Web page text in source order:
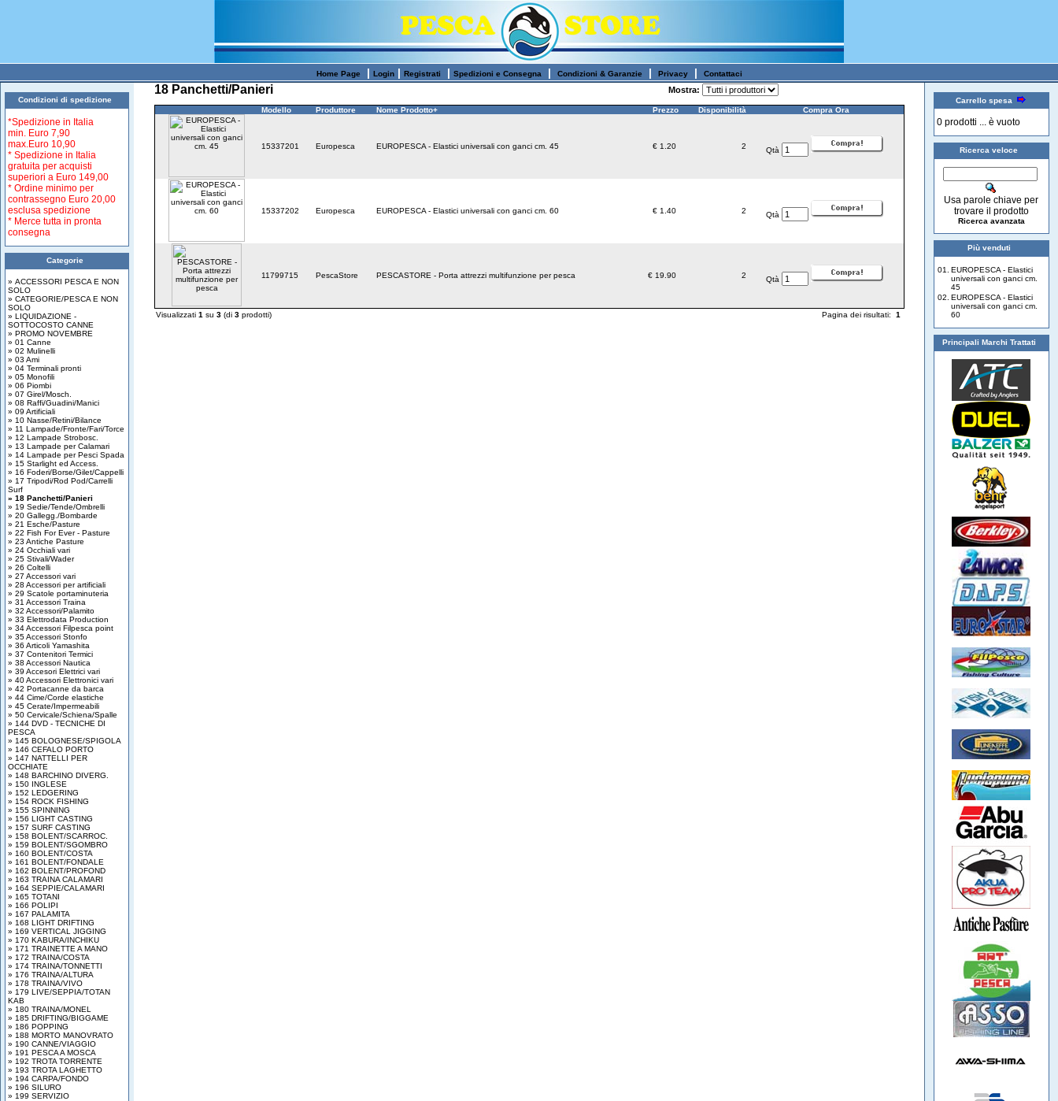
Home Page| Login| Registrati | Spedizioni e Consegna | Condizioni & Garanzie| Privacy| Contattaci
Condizioni di spedizione
*Spedizione in Italia
min. Euro 7,90
max.Euro 10,90
* Spedizione in Italia
gratuita per acquisti
superiori a Euro 149,00
* Ordine minimo per
contrassegno Euro 20,00
esclusa spedizione
* Merce tutta in pronta
consegna
Categorie
» ACCESSORI PESCA E NON
SOLO
» CATEGORIE/PESCA E NON
SOLO
» LIQUIDAZIONE -
SOTTOCOSTO CANNE
» PROMO NOVEMBRE
» 01 Canne
» 02 Mulinelli
» 03 Ami
» 04 Terminali pronti
» 05 Monofili
» 06 Piombi
» 07 Girel/Mosch.
» 08 Raffi/Guadini/Manici
» 09 Artificiali
» 10 Nasse/Retini/Bilance
» 11 Lampade/Fronte/Fari/Torce
» 12 Lampade Strobosc.
» 13 Lampade per Calamari
» 14 Lampade per Pesci Spada
» 15 Starlight ed Access.
» 16 Foderi/Borse/Gilet/Cappelli
» 17 Tripodi/Rod Pod/Carrelli
Surf
» 18 Panchetti/Panieri
» 19 Sedie/Tende/Ombrelli
» 20 Gallegg./Bombarde
» 21 Esche/Pasture
» 22 Fish For Ever - Pasture
» 23 Antiche Pasture
» 24 Occhiali vari
» 25 Stivali/Wader
» 26 Coltelli
» 27 Accessori vari
» 28 Accessori per artificiali
» 29 Scatole portaminuteria
» 31 Accessori Traina
» 32 Accessori/Palamito
» 33 Elettrodata Production
» 34 Accessori Filpesca point
» 35 Accessori Stonfo
» 36 Articoli Yamashita
» 37 Contenitori Termici
» 38 Accessori Nautica
» 39 Accesori Elettrici vari
» 40 Accessori Elettronici vari
» 42 Portacanne da barca
» 44 Cime/Corde elastiche
» 45 Cerate/Impermeabili
» 50 Cervicale/Schiena/Spalle
» 144 DVD - TECNICHE DI
PESCA
» 145 BOLOGNESE/SPIGOLA
» 146 CEFALO PORTO
» 147 NATTELLI PER
OCCHIATE
» 148 BARCHINO DIVERG.
» 150 INGLESE
» 152 LEDGERING
» 154 ROCK FISHING
» 155 SPINNING
» 156 LIGHT CASTING
» 157 SURF CASTING
» 158 BOLENT/SCARROC.
» 159 BOLENT/SGOMBRO
» 160 BOLENT/COSTA
» 161 BOLENT/FONDALE
» 162 BOLENT/PROFOND
» 163 TRAINA CALAMARI
» 164 SEPPIE/CALAMARI
» 165 TOTANI
» 166 POLIPI
» 167 PALAMITA
» 168 LIGHT DRIFTING
» 169 VERTICAL JIGGING
» 170 KABURA/INCHIKU
» 171 TRAINETTE A MANO
» 172 TRAINA/COSTA
» 174 TRAINA/TONNETTI
» 176 TRAINA/ALTURA
» 178 TRAINA/VIVO
» 179 LIVE/SEPPIA/TOTAN
KAB
» 180 TRAINA/MONEL
» 185 DRIFTING/BIGGAME
» 186 POPPING
» 188 MORTO MANOVRATO
» 190 CANNE/VIAGGIO
» 191 PESCA A MOSCA
» 192 TROTA TORRENTE
» 193 TROTA LAGHETTO
» 194 CARPA/FONDO
» 196 SILURO
» 199 SERVIZIO
18 Panchetti/Panieri Mostra:
Modello Produttore Nome Prodotto+ Prezzo Disponibilità Compra Ora
15337201 Europesca EUROPESCA - Elastici universali con ganci cm. 45 € 1.20 2 Qtà
15337202 Europesca EUROPESCA - Elastici universali con ganci cm. 60 € 1.40 2 Qtà
11799715 PescaStore PESCASTORE - Porta attrezzi multifunzione per pesca € 19.90 2 Qtà
Visualizzati 1 su 3(di 3prodotti) Pagina dei risultati: 1
Carrello spesa
0 prodotti ... è vuoto
Ricerca veloce
Usa parole chiave per
trovare il prodotto
Ricerca avanzata
Più venduti
01.
EUROPESCA - Elastici
universali con ganci cm.
45
02. EUROPESCA - Elastici
universali con ganci cm.
60
Principali Marchi Trattati